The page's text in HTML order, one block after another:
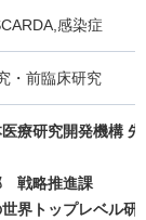
感染症
・前臨床研究
療研究開発機構
戦略推進課
界トップレベル研